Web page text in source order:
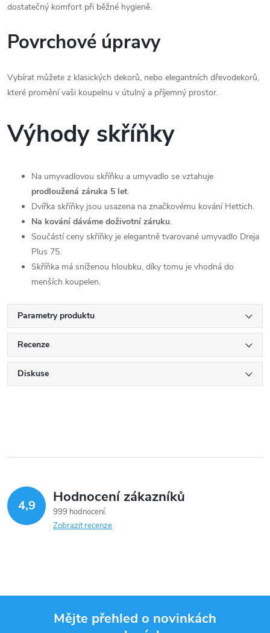
dostatečný komfort při běžné hygieně.
Povrchové úpravy
Vybírat můžete z klasických dekorů, nebo elegantních dřevodekorů,
které promění vaši koupelnu v útulný a příjemný prostor.
Výhody skříňky
Na umyvadlovou skříňku a umyvadlo se vztahuje
prodloužená záruka 5 let.
Dvířka skříňky jsou usazena na značkovému kování Hettich.
Na kování dáváme doživotní záruku.
Součástí ceny skříňky je elegantně tvarované umyvadlo Dreja
Plus 75.
Skříňka má sníženou hloubku, díky tomu je vhodná do
menších koupelen.
Parametry produktu
Recenze
Diskuse
4,9 Hodnocení zákazníků
999 hodnocení
Zobrazit recenze
Mějte přehled o novinkách